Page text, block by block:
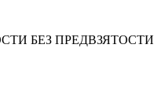
БЕЗ ПРЕДВЗЯТОСТИ